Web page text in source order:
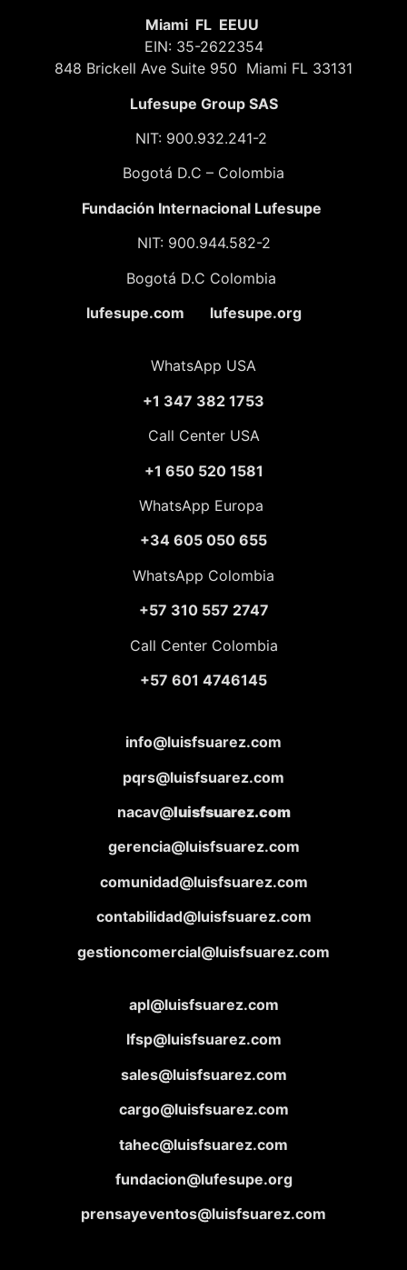
Miami FL EEUU
EIN: 35-2622354
848 Brickell Ave Suite 950 Miami FL 33131
Lufesupe Group SAS
NIT: 900.932.241-2
Bogotá D.C – Colombia
Fundación Internacional Lufesupe
NIT: 900.944.582-2
Bogotá D.C Colombia
lufesupe.com lufesupe.org
WhatsApp USA
+1 347 382 1753
Call Center USA
+1 650 520 1581
WhatsApp Europa
+34 605 050 655
WhatsApp Colombia
+57 310 557 2747
Call Center Colombia
+57 601 4746145
info@luisfsuarez.com
pqrs@luisfsuarez.com
nacav@luisfsuarez.com
gerencia@luisfsuarez.com
comunidad@luisfsuarez.com
contabilidad@luisfsuarez.com
gestioncomercial@luisfsuarez.com
apl@luisfsuarez.com
lfsp@luisfsuarez.com
sales@luisfsuarez.com
cargo@luisfsuarez.com
tahec@luisfsuarez.com
fundacion@lufesupe.org
prensayeventos@luisfsuarez.com